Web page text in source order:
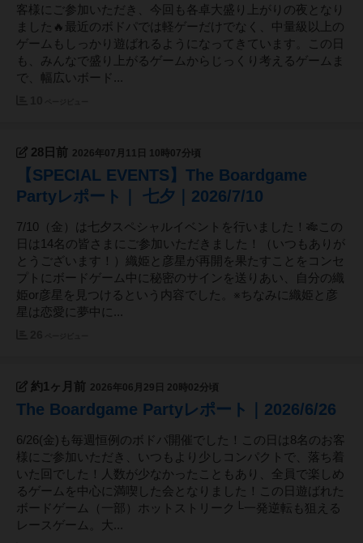
客様にご参加いただき、今回も各卓大盛り上がりの夜となり
ました🔥最近のボドパでは軽ゲーだけでなく、中量級以上の
ゲームもしっかり遊ばれるようになってきています。この日
も、みんなで盛り上がるゲームからじっくり考えるゲームま
で、幅広いボード...
28日前 2026年07月11日 10時07分頃
【SPECIAL EVENTS】The Boardgame
Partyレポート｜ 七夕｜2026/7/10
7/10（金）は七夕スペシャルイベントを行いました！🎋この
日は14名の皆さまにご参加いただきました！（いつもありが
とうございます！）織姫と彦星が再開を果たすことをコンセ
プトにボードゲーム中に秘密のサインを送りあい、自分の織
姫or彦星を見つけるという内容でした。※ちなみに織姫と彦
星は恋愛に夢中に...
約1ヶ月前 2026年06月29日 20時02分頃
The Boardgame Partyレポート｜2026/6/26
6/26(金)も毎週恒例のボドパ開催でした！この日は8名のお客
様にご参加いただき、いつもより少しコンパクトで、落ち着
いた回でした！人数が少なかったこともあり、全員で楽しめ
るゲームを中心に満喫した会となりました！この日遊ばれた
ボードゲーム（一部）ホットストリーク└一発逆転も狙える
レースゲーム。大...